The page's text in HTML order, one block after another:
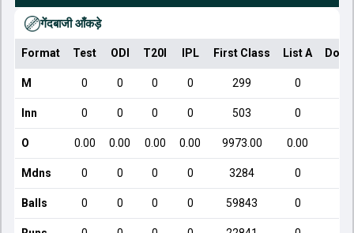
गेंदबाजी आँकड़े
Format Test ODI T20I IPL First Class List A
M 0 0 0 0 299 0
Inn 0 0 0 0 503 0
O 0.00 0.00 0.00 0.00 9973.00 0.00
Mdns 0 0 0 0 3284 0
Balls 0 0 0 0 59843 0